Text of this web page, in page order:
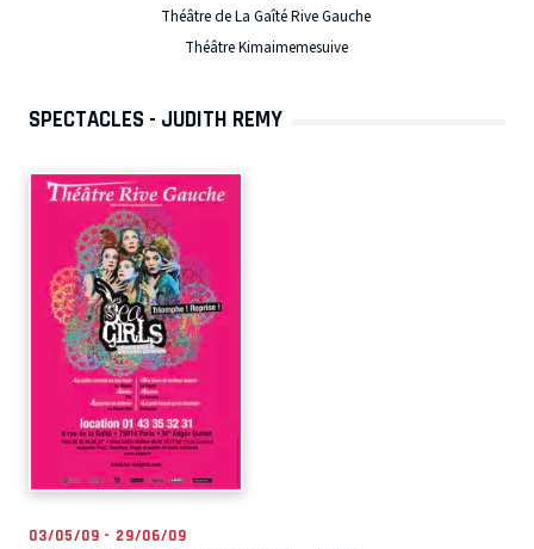
Théâtre de La Gaîté Rive Gauche
Théâtre Kimaimemesuive
SPECTACLES - JUDITH REMY
03/05/09 - 29/06/09